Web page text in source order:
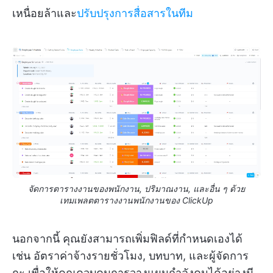
เหนื่อยล้าและปรับปรุงการสื่อสารในทีม
จัดการตารางงานของพนักงาน, ปริมาณงาน, และอื่น ๆ ด้วย
เทมเพลตตารางงานพนักงานของ ClickUp
นอกจากนี้ คุณยังสามารถเพิ่มฟิลด์ที่กำหนดเองได้
เช่น อัตราค่าจ้างรายชั่วโมง, บทบาท, และผู้จัดการ